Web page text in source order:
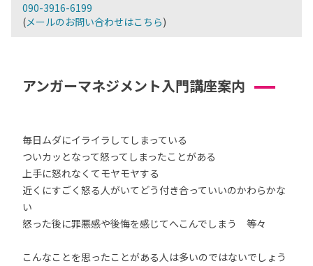
090-3916-6199
(メールのお問い合わせはこちら)
アンガーマネジメント入門講座案内
毎日ムダにイライラしてしまっている
ついカッとなって怒ってしまったことがある
上手に怒れなくてモヤモヤする
近くにすごく怒る人がいてどう付き合っていいのかわらかな
い
怒った後に罪悪感や後悔を感じてへこんでしまう 等々
こんなことを思ったことがある人は多いのではないでしょう